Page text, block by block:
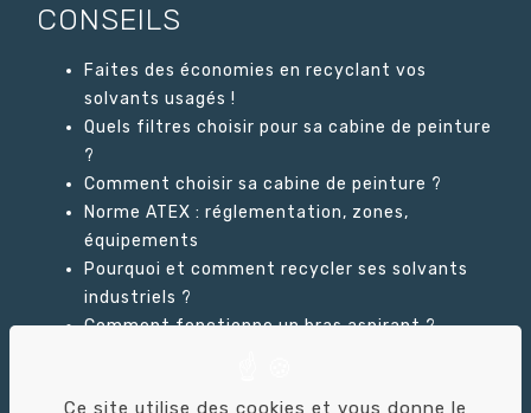
CONSEILS
Faites des économies en recyclant vos
solvants usagés !
Quels filtres choisir pour sa cabine de peinture
?
Comment choisir sa cabine de peinture ?
Norme ATEX : réglementation, zones,
équipements
Pourquoi et comment recycler ses solvants
industriels ?
Comment fonctionne un bras aspirant ?
Ce site utilise des cookies et vous donne le